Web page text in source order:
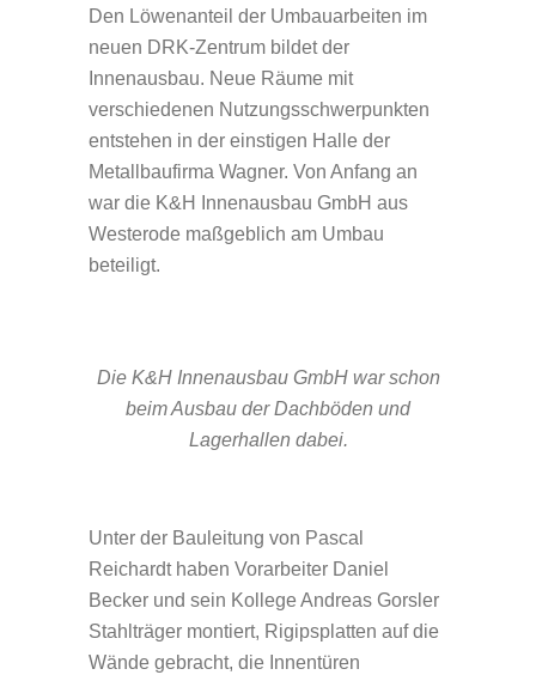
Den Löwenanteil der Umbauarbeiten im
neuen DRK-Zentrum bildet der
Innenausbau. Neue Räume mit
verschiedenen Nutzungsschwerpunkten
entstehen in der einstigen Halle der
Metallbaufirma Wagner. Von Anfang an
war die K&H Innenausbau GmbH aus
Westerode maßgeblich am Umbau
beteiligt.
Die K&H Innenausbau GmbH war schon
beim Ausbau der Dachböden und
Lagerhallen dabei.
Unter der Bauleitung von Pascal
Reichardt haben Vorarbeiter Daniel
Becker und sein Kollege Andreas Gorsler
Stahlträger montiert, Rigipsplatten auf die
Wände gebracht, die Innentüren